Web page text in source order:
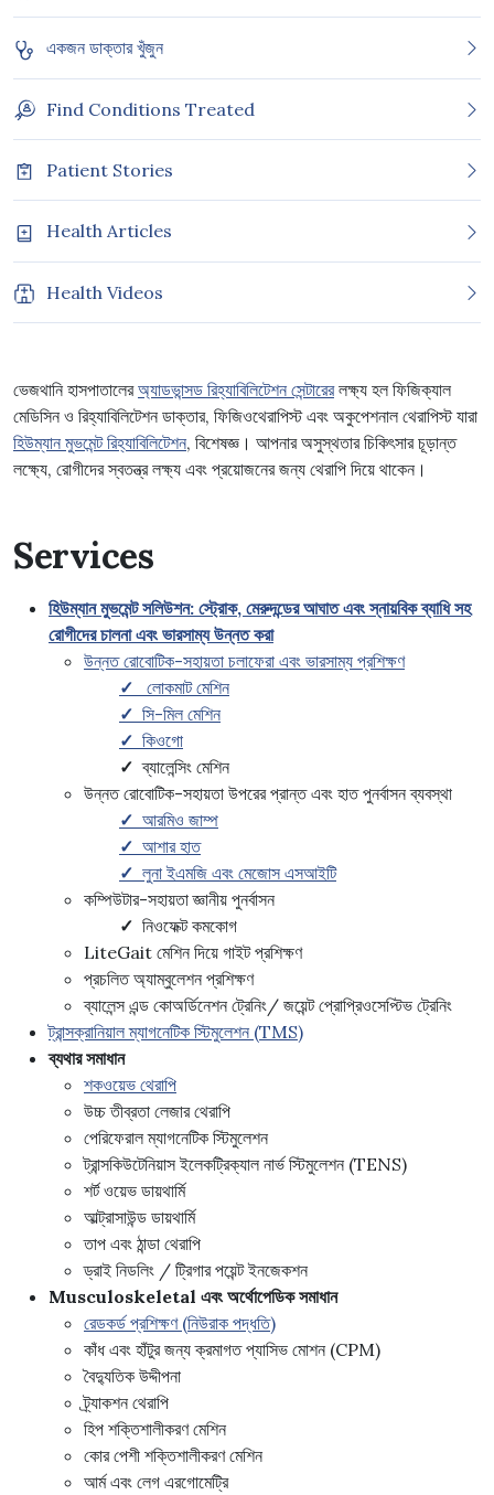
একজন ডাক্তার খুঁজুন
Find Conditions Treated
Patient Stories
Health Articles
Health Videos
ভেজথানি হাসপাতালেরঅ্যাডভান্সড রিহ্যাবিলিটেশন সেন্টারেরলক্ষ্য হল ফিজিক্যাল
মেডিসিন ও রিহ্যাবিলিটেশন ডাক্তার, ফিজিওথেরাপিস্ট এবং অকুপেশনাল থেরাপিস্ট যারা
হিউম্যান মুভমেন্ট রিহ্যাবিলিটেশন, বিশেষজ্ঞ। আপনার অসুস্থতার চিকিৎসার চূড়ান্ত
লক্ষ্যে, রোগীদের স্বতন্ত্র লক্ষ্য এবং প্রয়োজনের জন্য থেরাপি দিয়ে থাকেন।
Services
হিউম্যান মুভমেন্ট সলিউশন: স্ট্রোক, মেরুদন্ডের আঘাত এবং স্নায়বিক ব্যাধি সহ
রোগীদের চালনা এবং ভারসাম্য উন্নত করা
উন্নত রোবোটিক-সহায়তা চলাফেরা এবং ভারসাম্য প্রশিক্ষণ
✓ লোকমাট মেশিন
✓ সি-মিল মেশিন
✓ কিওগো
✓ ব্যালেন্সিং মেশিন
উন্নত রোবোটিক-সহায়তা উপরের প্রান্ত এবং হাত পুনর্বাসন ব্যবস্থা
✓ আরমিও জাম্প
✓ আশার হাত
✓ লুনা ইএমজি এবং মেজোস এসআইটি
কম্পিউটার-সহায়তা জ্ঞানীয় পুনর্বাসন
✓ নিওফেক্ট কমকোগ
LiteGait মেশিন দিয়ে গাইট প্রশিক্ষণ
প্রচলিত অ্যাম্বুলেশন প্রশিক্ষণ
ব্যালেন্স এন্ড কোঅর্ডিনেশন ট্রেনিং/ জয়েন্ট প্রোপ্রিওসেপ্টিভ ট্রেনিং
ট্রান্সক্রানিয়াল ম্যাগনেটিক স্টিমুলেশন (TMS)
ব্যথার সমাধান
শকওয়েভ থেরাপি
উচ্চ তীব্রতা লেজার থেরাপি
পেরিফেরাল ম্যাগনেটিক স্টিমুলেশন
ট্রান্সকিউটেনিয়াস ইলেকট্রিক্যাল নার্ভ স্টিমুলেশন (TENS)
শর্ট ওয়েভ ডায়থার্মি
আল্ট্রাসাউন্ড ডায়থার্মি
তাপ এবং ঠান্ডা থেরাপি
ড্রাই নিডলিং / ট্রিগার পয়েন্ট ইনজেকশন
Musculoskeletal এবং অর্থোপেডিক সমাধান
রেডকর্ড প্রশিক্ষণ (নিউরাক পদ্ধতি)
কাঁধ এবং হাঁটুর জন্য ক্রমাগত প্যাসিভ মোশন (CPM)
বৈদ্যুতিক উদ্দীপনা
ট্র্যাকশন থেরাপি
হিপ শক্তিশালীকরণ মেশিন
কোর পেশী শক্তিশালীকরণ মেশিন
আর্ম এবং লেগ এরগোমেট্রি